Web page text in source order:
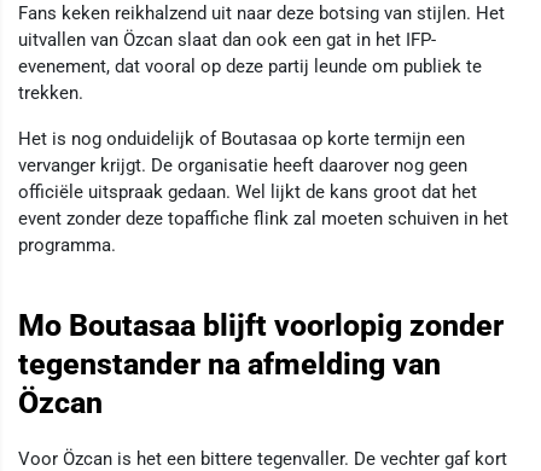
Fans keken reikhalzend uit naar deze botsing van stijlen. Het
uitvallen van Özcan slaat dan ook een gat in het IFP-
evenement, dat vooral op deze partij leunde om publiek te
trekken.
Het is nog onduidelijk of Boutasaa op korte termijn een
vervanger krijgt. De organisatie heeft daarover nog geen
officiële uitspraak gedaan. Wel lijkt de kans groot dat het
event zonder deze topaffiche flink zal moeten schuiven in het
programma.
Mo Boutasaa blijft voorlopig zonder
tegenstander na afmelding van
Özcan
Voor Özcan is het een bittere tegenvaller. De vechter gaf kort